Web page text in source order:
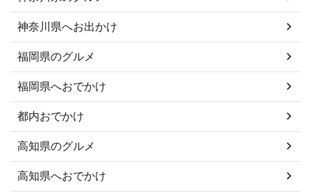
神奈川県へお出かけ
福岡県のグルメ
福岡県へおでかけ
都内おでかけ
高知県のグルメ
高知県へおでかけ